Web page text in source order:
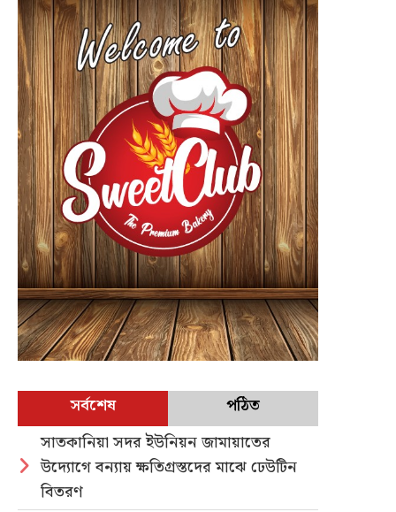
সর্বশেষ
পঠিত
সাতকানিয়া সদর ইউনিয়ন জামায়াতের
উদ্যোগে বন্যায় ক্ষতিগ্রস্তদের মাঝে ঢেউটিন
বিতরণ